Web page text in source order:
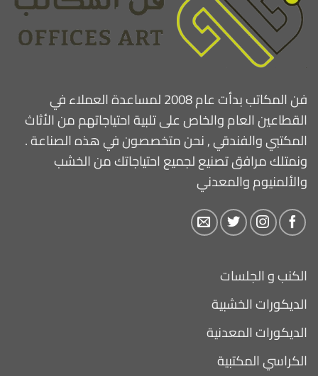
فن المكاتب بدأت عام 2008 لمساعدة العملاء في
القطاعين العام والخاص على تلبية احتياجاتهم من الأثاث
المكتبي والفندقي , نحن متخصصون في هذه الصناعة .
ونمتلك مرافق تصنيع لجميع احتياجاتك من الخشب
والألمنيوم والمعدني
الكنب و الجلسات
الديكورات الخشبية
الديكورات المعدنية
الكراسي المكتبية